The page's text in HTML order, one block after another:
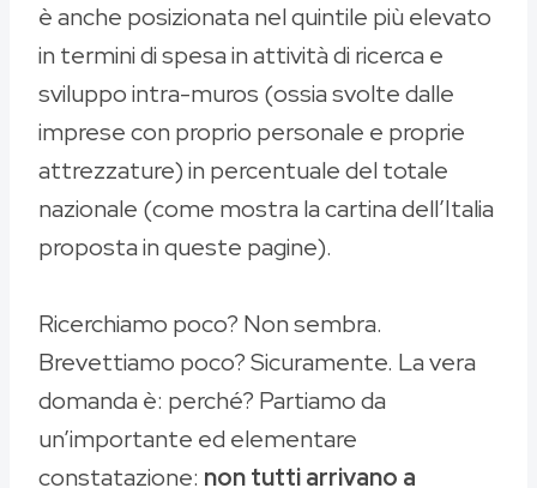
è anche posizionata nel quintile più elevato
in termini di spesa in attività di ricerca e
sviluppo intra-muros (ossia svolte dalle
imprese con proprio personale e proprie
attrezzature) in percentuale del totale
nazionale (come mostra la cartina dell’Italia
proposta in queste pagine).
Ricerchiamo poco? Non sembra.
Brevettiamo poco? Sicuramente. La vera
domanda è: perché? Partiamo da
un’importante ed elementare
constatazione: non tutti arrivano a